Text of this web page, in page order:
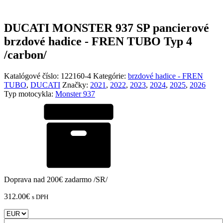
DUCATI MONSTER 937 SP pancierové
brzdové hadice - FREN TUBO Typ 4
/carbon/
Katalógové číslo: 122160-4 Kategórie: brzdové hadice - FREN
TUBO, DUCATI Značky: 2021 , 2022, 2023, 2024, 2025, 2026
Typ motocykla: Monster 937
Doprava nad 200€ zadarmo /SR/
312.00€ s DPH